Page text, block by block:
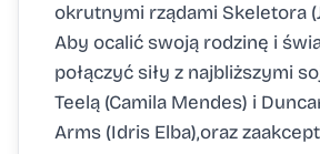
okrutnymi rządami Skeletora
Aby ocalić swoją rodzinę i
połączyć siły z najbliższymi
Teelą (Camila Mendes) i
Arms (Idris Elba),oraz